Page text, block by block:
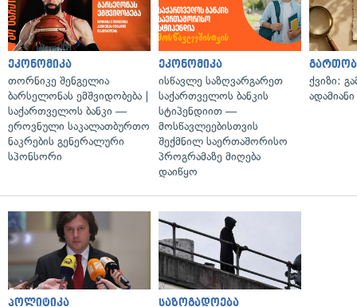
ეკონომიკა
თორნიკე შენგელია
ბარსელონას ემშვიდობება |
საქართველოს ბანკი —
ეროვნული საკალათბურთო
ნაკრების გენერალური
სპონსორი
ეკონომიკა
ისწავლე საზღვარგარეთ
საქართველოს ბანკის
სტიპენდიით —
მოსწავლეებისთვის
შექმნილ საერთაშორისო
პროგრამაზე მიღება
დაიწყო
ქვიზი:
პოლიტიკა საზოგადოება